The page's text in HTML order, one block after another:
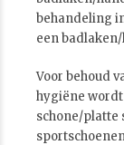
behandeling
een
Voor behoud
hygiëne
schone/platte